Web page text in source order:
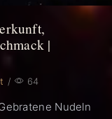
|
/ 64
Nudeln